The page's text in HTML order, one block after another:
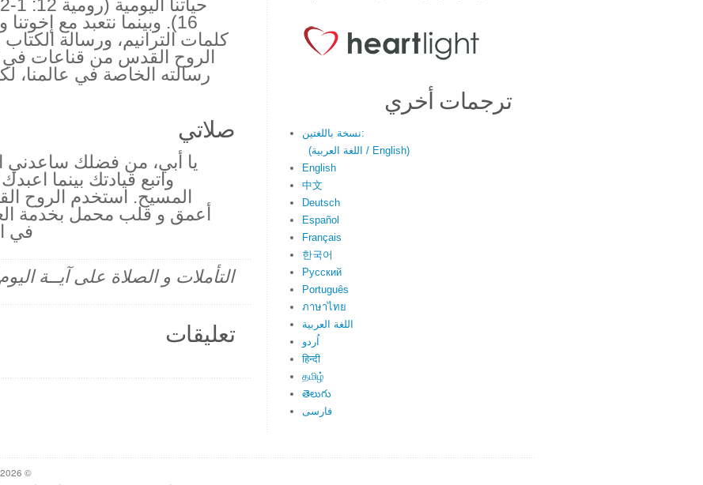
16). وبينما نتعبد مع
كلمات الترانيم، ورسالة
الروح القدس من قناعات في
رسالته الخاصة في عالمنا،
صلاتي
يا أبي، من فضلك ساعدني
واتبع قيادتك بينما
المسيح. استخدم الروح
أعمق و قلب محمل بخدمة
في
التأملات و الصلاة على آيــة
تعليقات
ترجمات أخري
نسخة باللغتين:
(اللغة العربية / English)
English
中文
Deutsch
Español
Français
한국어
Русский
Português
ภาษาไทย
اللغة العربية
اُردو
हिन्दी
தமிழ்
తెలుగు
فارسی
© 1998-2026 Heartlight, Inc. Verseoftheday.com